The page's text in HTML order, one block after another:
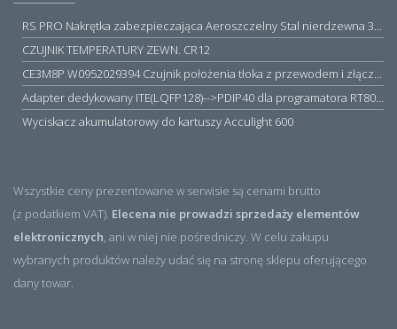
RS PRO Nakrętka zabezpieczająca Aeroszczelny Stal nierdzewna 316 Zwykłe
CZUJNIK TEMPERATURY ZEWN. CR12
CE3M8P W0952029394 Czujnik położenia tłoka z przewodem i złączem M8, PNP NO, 10...30VDC, 100mA, METALWORK, METAL WORK jak MZT1-0
Adapter dedykowany ITE(LQFP128)-->PDIP40 dla programatora RT809H/RT809F (simple)
Wyciskacz akumulatorowy do kartuszy Acculight 600
Wszystkie ceny prezentowane w serwisie są cenami brutto
(z podatkiem VAT). Elecena nie prowadzi sprzedaży elementów
elektronicznych, ani w niej nie pośredniczy. W celu zakupu
wybranych produktów należy udać się na stronę sklepu oferującego
dany towar.